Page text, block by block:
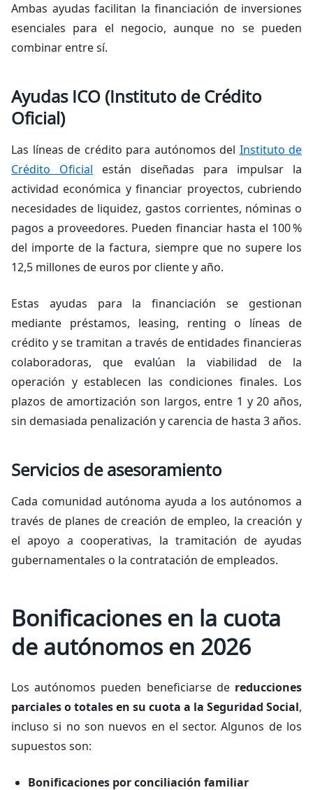
Ambas ayudas facilitan la financiación de inversiones
esenciales para el negocio, aunque no se pueden
combinar entre sí.
Ayudas ICO (Instituto de Crédito
Oficial)
Las líneas de crédito para autónomos del Instituto de
Crédito Oficial están diseñadas para impulsar la
actividad económica y financiar proyectos, cubriendo
necesidades de liquidez, gastos corrientes, nóminas o
pagos a proveedores. Pueden financiar hasta el 100 %
del importe de la factura, siempre que no supere los
12,5 millones de euros por cliente y año.
Estas ayudas para la financiación se gestionan
mediante préstamos, leasing, renting o líneas de
crédito y se tramitan a través de entidades financieras
colaboradoras, que evalúan la viabilidad de la
operación y establecen las condiciones finales. Los
plazos de amortización son largos, entre 1 y 20 años,
sin demasiada penalización y carencia de hasta 3 años.
Servicios de asesoramiento
Cada comunidad autónoma ayuda a los autónomos a
través de planes de creación de empleo, la creación y
el apoyo a cooperativas, la tramitación de ayudas
gubernamentales o la contratación de empleados.
Bonificaciones en la cuota
de autónomos en 2026
Los autónomos pueden beneficiarse de reducciones
parciales o totales en su cuota a la Seguridad Social,
incluso si no son nuevos en el sector. Algunos de los
supuestos son:
Bonificaciones por conciliación familiar